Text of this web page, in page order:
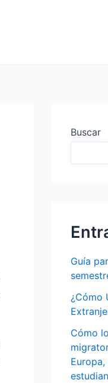
Buscar
Guía
¿Cómo
Cómo